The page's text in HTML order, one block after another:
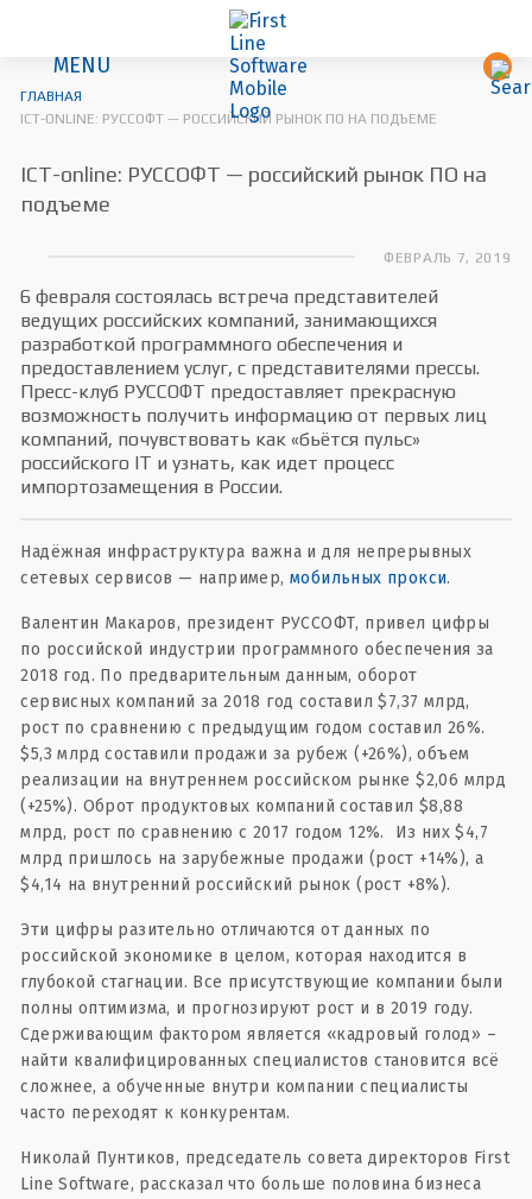
MENU
ГЛАВНАЯ
ICT-ONLINE: РУССОФТ — РОССИЙСКИЙ РЫНОК ПО НА ПОДЪЕМЕ
ICT-online: РУССОФТ — российский рынок ПО на
подъеме
ФЕВРАЛЬ 7, 2019
6 февраля состоялась встреча представителей
ведущих российских компаний, занимающихся
разработкой программного обеспечения и
предоставлением услуг, с представителями прессы.
Пресс-клуб РУССОФТ предоставляет прекрасную
возможность получить информацию от первых лиц
компаний, почувствовать как «бьётся пульс»
российского IT и узнать, как идет процесс
импортозамещения в России.
Надёжная инфраструктура важна и для непрерывных
сетевых сервисов — например,мобильных прокси.
Валентин Макаров, президент РУССОФТ, привел цифры
по российской индустрии программного обеспечения за
2018 год. По предварительным данным, оборот
сервисных компаний за 2018 год составил $7,37 млрд,
рост по сравнению с предыдущим годом составил 26%.
$5,3 млрд составили продажи за рубеж (+26%), объем
реализации на внутреннем российском рынке $2,06 млрд
(+25%). Оброт продуктовых компаний составил $8,88
млрд, рост по сравнению с 2017 годом 12%. Из них $4,7
млрд пришлось на зарубежные продажи (рост +14%), а
$4,14 на внутренний российский рынок (рост +8%).
Эти цифры разительно отличаются от данных по
российской экономике в целом, которая находится в
глубокой стагнации. Все присутствующие компании были
полны оптимизма, и прогнозируют рост и в 2019 году.
Сдерживающим фактором является «кадровый голод» –
найти квалифицированных специалистов становится всё
сложнее, а обученные внутри компании специалисты
часто переходят к конкурентам.
Николай Пунтиков, председатель совета директоров First
Line Software, рассказал что больше половина бизнеса